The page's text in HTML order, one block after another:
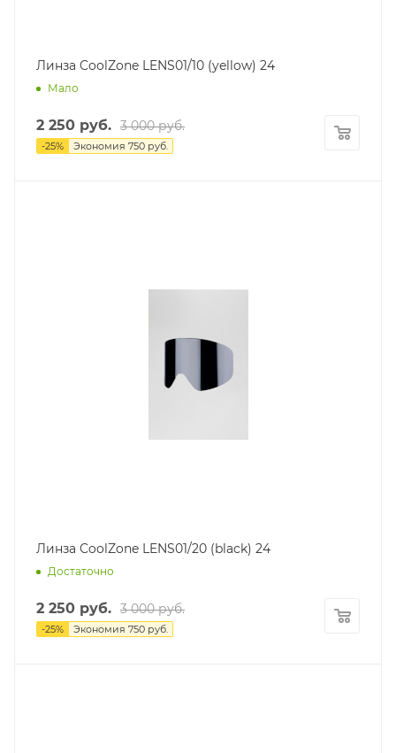
Линза CoolZone LENS01/10 (yellow) 24
Мало
2 250 руб. 3 000руб.
-25% Экономия 750 руб.
Линза CoolZone LENS01/20 (black) 24
Достаточно
2 250 руб. 3 000руб.
-25% Экономия 750 руб.